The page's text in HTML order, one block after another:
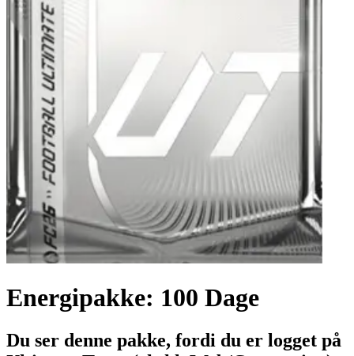
Energipakke: 100 Dage
Du ser denne pakke, fordi du er logget på